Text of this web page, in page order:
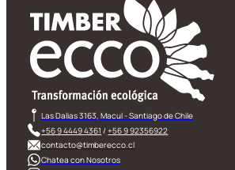
Las Dalias 3163, Macul - Santiago de Chile
+56 9 4449 4361 /+56 9 92356922
contacto@timberecco.cl
Chatea con Nosotros